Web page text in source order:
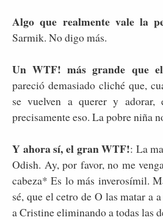
Algo que realmente vale la
Sarmik. No digo más.
Un WTF! más grande que
pareció demasiado cliché que,
se vuelven a querer y adorar,
precisamente eso. La pobre niña
Y ahora sí, el gran WTF!: La
Odish. Ay, por favor, no me
cabeza* Es lo más inverosímil.
sé, que el cetro de O las matar a
a Cristine eliminando a todas las